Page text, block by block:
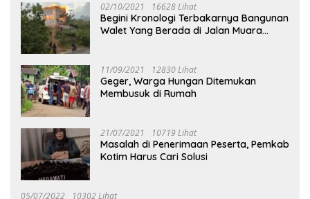
02/10/2021 16628 Lihat
Begini Kronologi Terbakarnya Bangunan
Walet Yang Berada di Jalan Muara
11/09/2021 12830 Lihat
Geger, Warga Hungan Ditemukan
Membusuk di Rumah
21/07/2021 10719 Lihat
Masalah di Penerimaan Peserta, Pemkab
Kotim Harus Cari Solusi
05/07/2022 10302 Lihat